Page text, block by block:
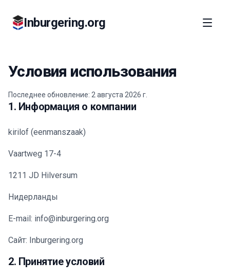
Inburgering.org
Условия использования
Последнее обновление: 2 августа 2026 г.
1. Информация о компании
kirilof (eenmanszaak)
Vaartweg 17-4
1211 JD Hilversum
Нидерланды
E-mail: info@inburgering.org
Сайт: Inburgering.org
2. Принятие условий